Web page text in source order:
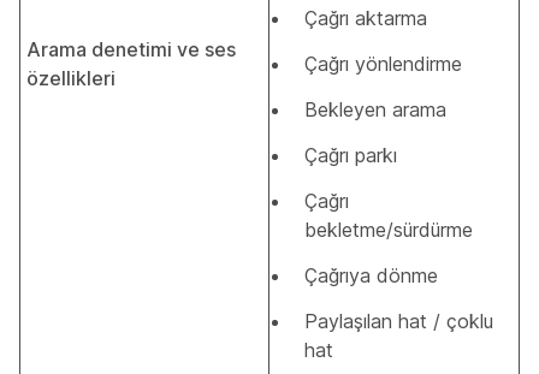
Arama denetimi ve ses
özellikleri
Çağrı aktarma
Çağrı yönlendirme
Bekleyen arama
Çağrı parkı
Çağrı
bekletme/sürdürme
Çağrıya dönme
Paylaşılan hat / çoklu
hat